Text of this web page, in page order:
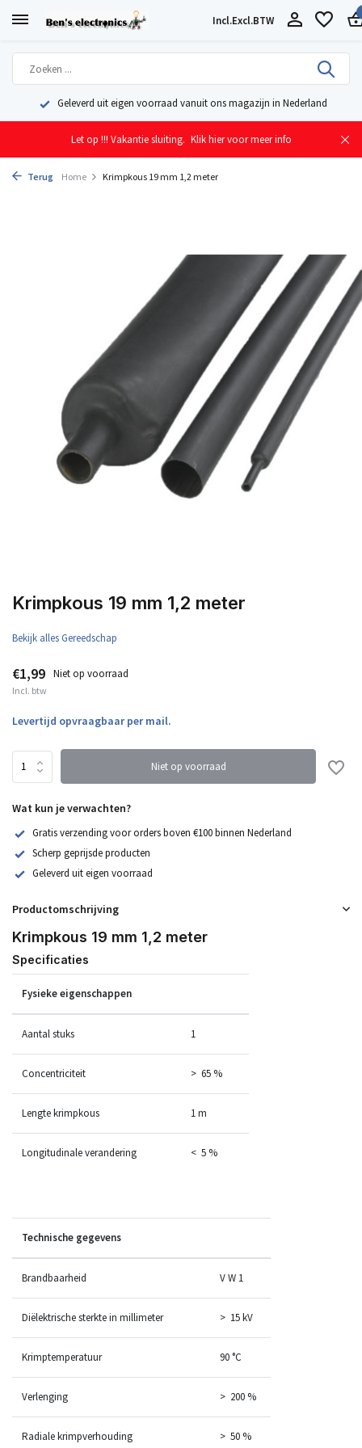
Incl.Excl.BTW
Geleverd uit eigen voorraad vanuit ons magazijn in Nederland
Let op !!! Vakantie sluiting. Klik hier voor meer info
Terug Home Krimpkous 19 mm 1,2 meter
Krimpkous 19 mm 1,2 meter
Bekijk alles Gereedschap
€1,99 Niet op voorraad
Incl. btw
Levertijd opvraagbaar per mail.
Niet op voorraad
Wat kun je verwachten?
Gratis verzending voor orders boven €100 binnen Nederland
Scherp geprijsde producten
Geleverd uit eigen voorraad
Productomschrijving
Krimpkous 19 mm 1,2 meter
Specificaties
Fysieke eigenschappen
Aantal stuks 1
Concentriciteit > 65 %
Lengte krimpkous 1 m
Longitudinale verandering < 5 %
Technische gegevens
Brandbaarheid V W 1
Diëlektrische sterkte in millimeter > 15 kV
Krimptemperatuur 90 °C
Verlenging > 200 %
Radiale krimpverhouding > 50 %